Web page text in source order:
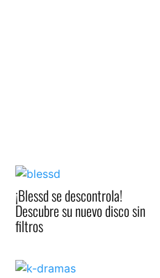
¡Blessd se descontrola!
Descubre su nuevo disco sin
filtros